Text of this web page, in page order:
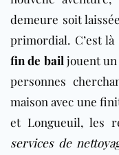
demeure soit
primordial. C’est
fin de bailjouent un
personnes
maison avec une
et Longueuil, les
services de